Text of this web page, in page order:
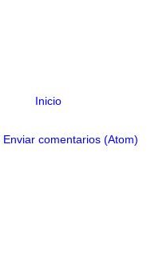
Inicio
Enviar comentarios (Atom)